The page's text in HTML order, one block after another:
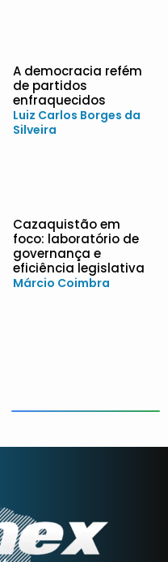
A democracia refém
de partidos
enfraquecidos
Luiz Carlos Borges da
Silveira
Cazaquistão em
foco: laboratório de
governança e
eficiência legislativa
Márcio Coimbra